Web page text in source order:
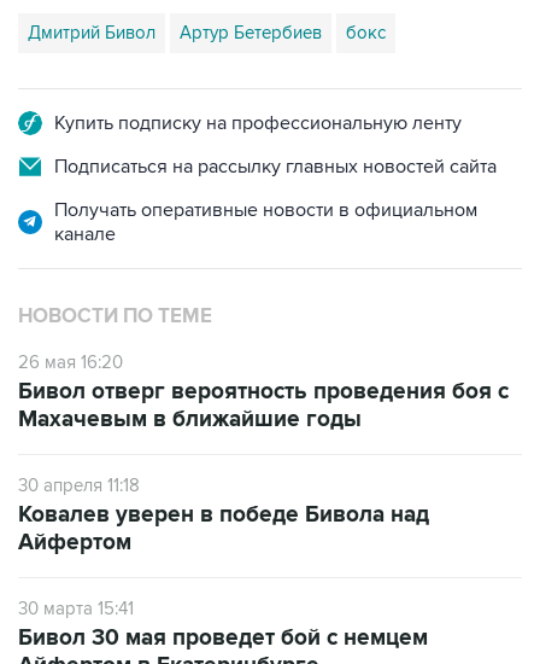
Дмитрий Бивол Артур Бетербиев бокс
Купить подписку на профессиональную ленту
Подписаться на рассылку главных новостей сайта
Получать оперативные новости в официальном
канале
НОВОСТИ ПО ТЕМЕ
26 мая 16:20
Бивол отверг вероятность проведения боя с
Махачевым в ближайшие годы
30 апреля 11:18
Ковалев уверен в победе Бивола над
Айфертом
30 марта 15:41
Бивол 30 мая проведет бой с немцем